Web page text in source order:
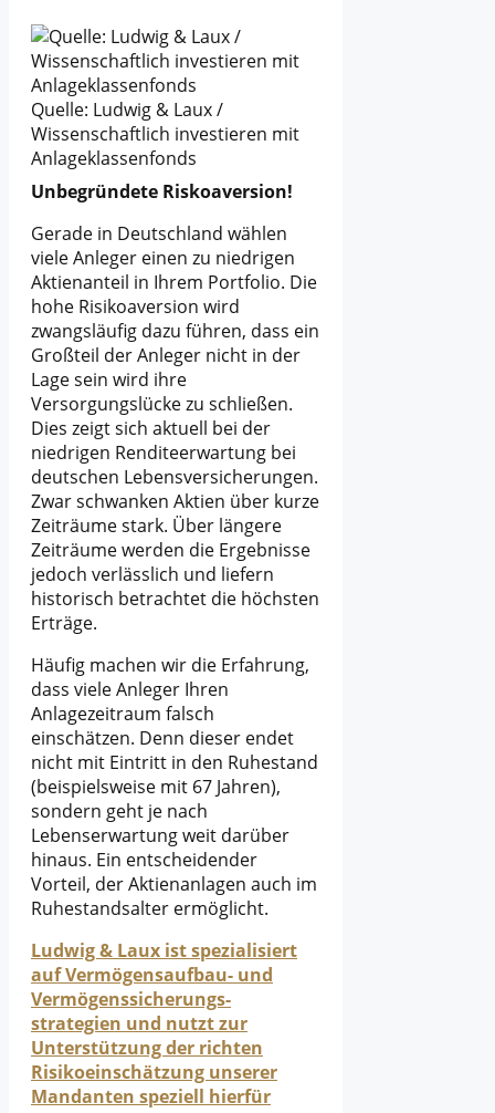
Quelle: Ludwig & Laux /
Wissenschaftlich investieren mit
Anlageklassenfonds
Unbegründete Riskoaversion!
Gerade in Deutschland wählen
viele Anleger einen zu niedrigen
Aktienanteil in Ihrem Portfolio. Die
hohe Risikoaversion wird
zwangsläufig dazu führen, dass ein
Großteil der Anleger nicht in der
Lage sein wird ihre
Versorgungslücke zu schließen.
Dies zeigt sich aktuell bei der
niedrigen Renditeerwartung bei
deutschen Lebensversicherungen.
Zwar schwanken Aktien über kurze
Zeiträume stark. Über längere
Zeiträume werden die Ergebnisse
jedoch verlässlich und liefern
historisch betrachtet die höchsten
Erträge.
Häufig machen wir die Erfahrung,
dass viele Anleger Ihren
Anlagezeitraum falsch
einschätzen. Denn dieser endet
nicht mit Eintritt in den Ruhestand
(beispielsweise mit 67 Jahren),
sondern geht je nach
Lebenserwartung weit darüber
hinaus. Ein entscheidender
Vorteil, der Aktienanlagen auch im
Ruhestandsalter ermöglicht.
Ludwig & Laux ist spezialisiert
auf Vermögensaufbau- und
Vermögenssicherungs-
strategien und nutzt zur
Unterstützung der richten
Risikoeinschätzung unserer
Mandanten speziell hierfür